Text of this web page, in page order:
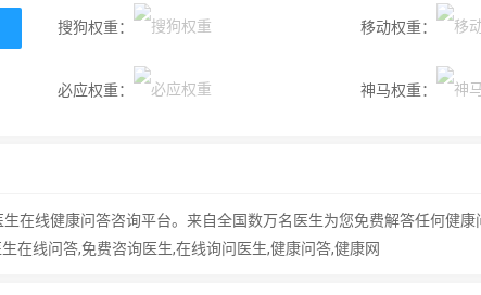
搜狗权重： 移动权重：
必应权重： 神马权重：
在线健康问答咨询平台。来自全国数万名医生为您免费解答任何健
在线问答,免费咨询医生,在线询问医生,健康问答,健康网